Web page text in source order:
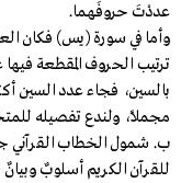
عددْتَ حروفَهما.
وأما في سورة (يس) فكان
ترتيب الحروف المقطعة فيها
بالسين، فجاء عدد السين
مجملًا، ولندع تفصيله
ب. شمول الخطاب القرآني
للقرآن الكريم أسلوبٌ وبيانٌ